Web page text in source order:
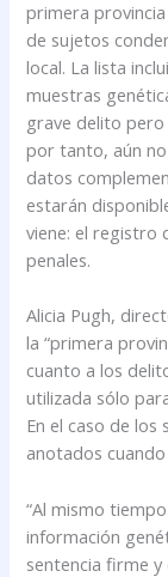
primera
de sujetos
local. La lista
muestras
grave delito
por tanto, aún
datos
estarán
viene: el registro
penales.
Alicia Pugh,
la “primera
cuanto a los
utilizada sólo
En el caso de
anotados
“Al mismo
información
sentencia firme